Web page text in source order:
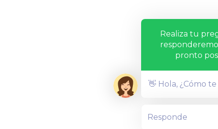
Realiza tu
pronto
👋 Hola, ¿Cómo